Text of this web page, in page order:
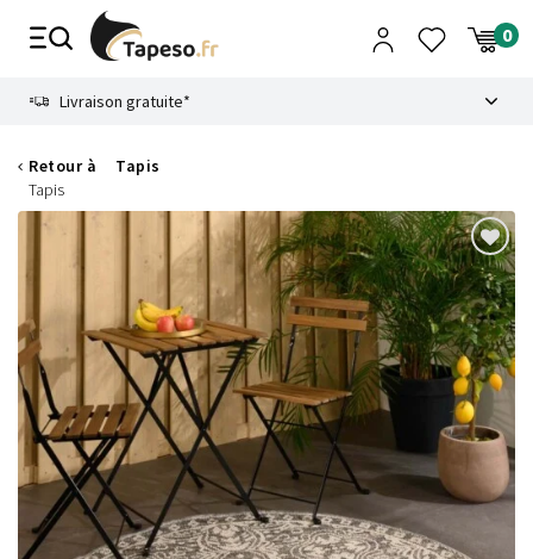
Livraison gratuite*
Retour à
Tapis
Tapis